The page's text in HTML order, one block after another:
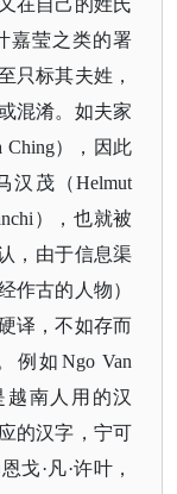
在自己的姓氏
嘉莹之类的署
只标其夫姓，
混淆。如夫家
Ching），因此
汉茂（Helmut
），也就被
，由于信息渠
作古的人物）
译，不如存而
如Ngo Van
越南人用的汉
的汉字，宁可
戈·凡·许叶，